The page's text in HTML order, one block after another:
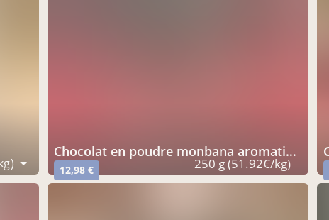
chocolat en poudre monbana aromatisé épices
12,98 € 250 g (51.92€/kg)